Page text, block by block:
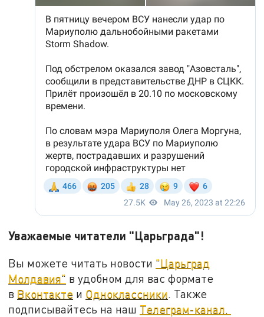
Уважаемые читатели "Царьграда"!
Вы можете читать новости "Царьград
Молдавия" в удобном для вас формате
в Вконтакте и Одноклассники. Также
подписывайтесь на наш Телеграм-канал.